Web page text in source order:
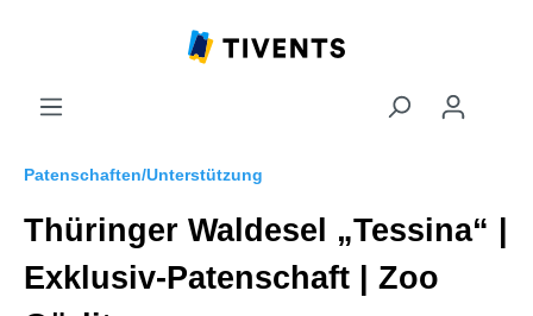
Patenschaften/Unterstützung
Thüringer Waldesel „Tessina“ |
Exklusiv-Patenschaft | Zoo